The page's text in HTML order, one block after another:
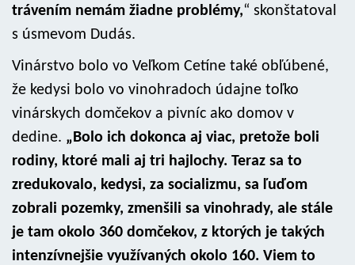
trávením nemám žiadne problémy,“ skonštatoval
s úsmevom Dudás.
Vinárstvo bolo vo Veľkom Cetíne také obľúbené,
že kedysi bolo vo vinohradoch údajne toľko
vinárskych domčekov a pivníc ako domov v
dedine. „Bolo ich dokonca aj viac, pretože boli
rodiny, ktoré mali aj tri hajlochy. Teraz sa to
zredukovalo, kedysi, za socializmu, sa ľuďom
zobrali pozemky, zmenšili sa vinohrady, ale stále
je tam okolo 360 domčekov, z ktorých je takých
intenzívnejšie využívaných okolo 160. Viem to